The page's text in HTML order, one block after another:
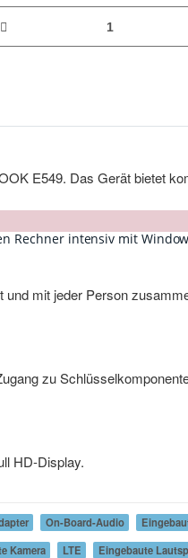
E549. Das Gerät bietet
Rechner intensiv mit
mit jeder Person
zu
HD-Display.
On-Board-Audio
Kamera LTE Eingebaute